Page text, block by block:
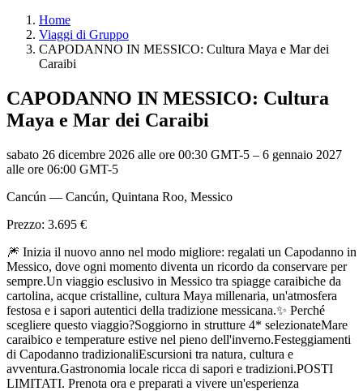
Home
Viaggi di Gruppo
CAPODANNO IN MESSICO: Cultura Maya e Mar dei
Caraibi
CAPODANNO IN MESSICO: Cultura
Maya e Mar dei Caraibi
sabato 26 dicembre 2026 alle ore 00:30 GMT-5 – 6 gennaio 2027
alle ore 06:00 GMT-5
Cancún — Cancún, Quintana Roo, Messico
Prezzo: 3.695 €
🎆 Inizia il nuovo anno nel modo migliore: regalati un Capodanno in
Messico, dove ogni momento diventa un ricordo da conservare per
sempre.Un viaggio esclusivo in Messico tra spiagge caraibiche da
cartolina, acque cristalline, cultura Maya millenaria, un'atmosfera
festosa e i sapori autentici della tradizione messicana.✨ Perché
scegliere questo viaggio?Soggiorno in strutture 4* selezionateMare
caraibico e temperature estive nel pieno dell'inverno.Festeggiamenti
di Capodanno tradizionaliEscursioni tra natura, cultura e
avventura.Gastronomia locale ricca di sapori e tradizioni.POSTI
LIMITATI. Prenota ora e preparati a vivere un'esperienza